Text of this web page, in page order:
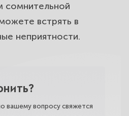
сомнительной
встрять в
неприятности.
вашему вопросу свяжется